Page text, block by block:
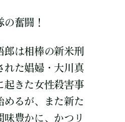
奮闘！
は相棒の新米刑
れた娼婦・大川真
起きた女性殺害事
めるが、また新た
豊かに、かつリ